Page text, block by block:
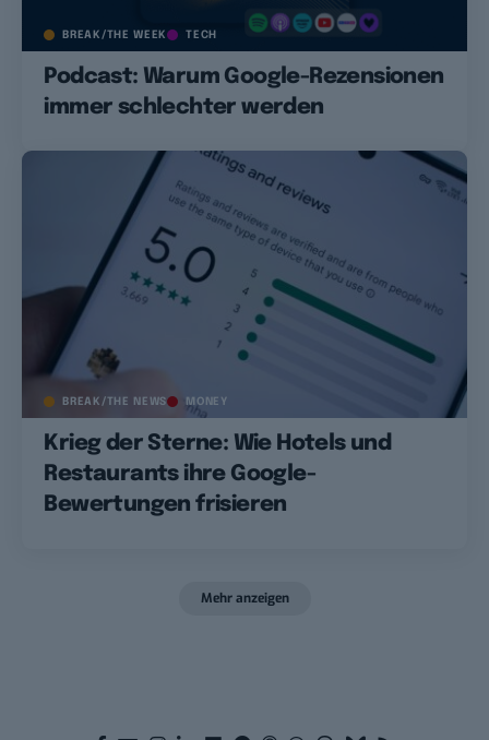
BREAK/THE WEEK TECH
Podcast: Warum Google-Rezensionen
immer schlechter werden
BREAK/THE NEWS MONEY
Krieg der Sterne: Wie Hotels und
Restaurants ihre Google-
Bewertungen frisieren
Mehr anzeigen